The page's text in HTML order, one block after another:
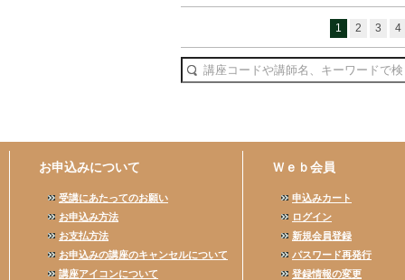
1 2 3 4
お申込みについて
受講にあたってのお願い
お申込み方法
お支払方法
お申込みの講座のキャンセルについて
講座アイコンについて
Ｗｅｂ会員
申込みカート
ログイン
新規会員登録
パスワード再発行
登録情報の変更